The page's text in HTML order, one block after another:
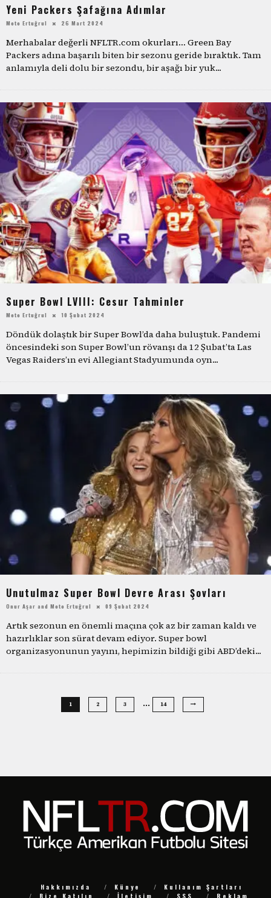
Yeni Packers Şafağına Adımlar
Mete Ertuğrul 26 Mart 2024
Merhabalar değerli NFLTR.com okurları… Green Bay
Packers adına başarılı biten bir sezonu geride bıraktık. Tam
anlamıyla deli dolu bir sezondu, bir aşağı bir yuk...
Super Bowl LVIII: Cesur Tahminler
Mete Ertuğrul 10 Şubat 2024
Döndük dolaştık bir Super Bowl’da daha buluştuk. Pandemi
öncesindeki son Super Bowl’un rövanşı da 12 Şubat’ta Las
Vegas Raiders’ın evi Allegiant Stadyumunda oyn...
Unutulmaz Super Bowl Devre Arası Şovları
Onur Aşar and Mete Ertuğrul 09 Şubat 2024
Artık sezonun en önemli maçına çok az bir zaman kaldı ve
hazırlıklar son sürat devam ediyor. Super bowl
organizasyonunun yayını, hepimizin bildiği gibi ABD’deki...
1 2 3 … 14
Hakkımızda Künye
Kullanım Şartları
Bize Katılın
İletişim SSS Reklam